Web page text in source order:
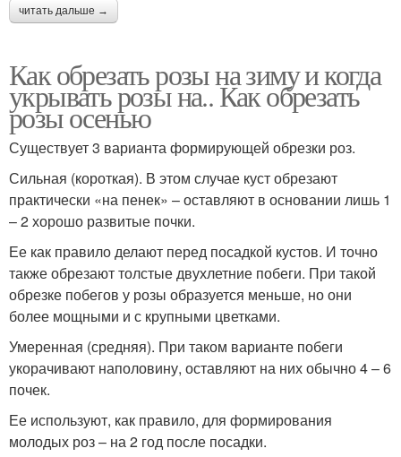
читать дальше →
Как обрезать розы на зиму и когда
укрывать розы на.. Как обрезать
розы осенью
Существует 3 варианта формирующей обрезки роз.
Сильная (короткая). В этом случае куст обрезают
практически «на пенек» – оставляют в основании лишь 1
– 2 хорошо развитые почки.
Ее как правило делают перед посадкой кустов. И точно
также обрезают толстые двухлетние побеги. При такой
обрезке побегов у розы образуется меньше, но они
более мощными и с крупными цветками.
Умеренная (средняя). При таком варианте побеги
укорачивают наполовину, оставляют на них обычно 4 – 6
почек.
Ее используют, как правило, для формирования
молодых роз – на 2 год после посадки.